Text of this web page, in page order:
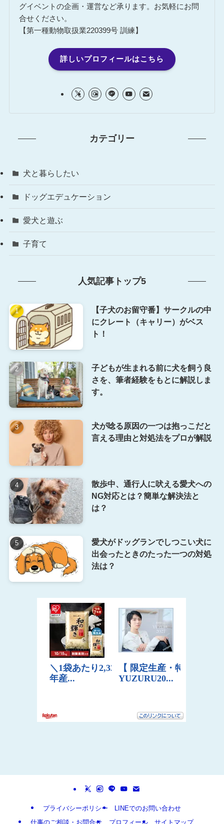
グイベントの企画・運営など承ります。お気軽にお問
合せください。
【第一種動物取扱業220399号 訓練】
詳しいプロフィールはこちら
カテゴリー
犬と暮らしたい
ドッグエデュケーション
愛犬と遊ぶ
子育て
人気記事トップ5
【子犬のお留守番】サークルの中
にクレート（キャリー）がベス
ト！
子どもが生まれる前に犬を飼う良
さを、筆者経験をもとに解説しま
す。
犬が唸る原因の一つは抱っこだと
言える理由と対処法をプロが解説
散歩中、通行人に吠える愛犬への
NG対応とは？簡単な解決法と
は？
愛犬がドッグランでしつこい犬に
出会ったときのたった一つの対処
法は？
プライバシーポリシー
LINEでのお問い合わせ
仕事のご相談・お問合せ
プロフィール サイトマップ